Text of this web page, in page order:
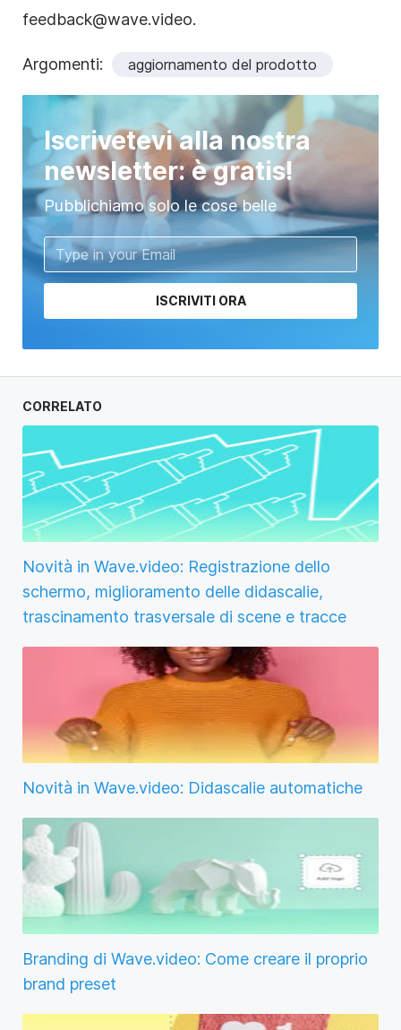
feedback@wave.video.
Argomenti: aggiornamento del prodotto
Iscrivetevi alla nostra
newsletter: è gratis!
Pubblichiamo solo le cose belle
ISCRIVITI ORA
CORRELATO
Novità in Wave.video: Registrazione dello
schermo, miglioramento delle didascalie,
trascinamento trasversale di scene e tracce
Novità in Wave.video: Didascalie automatiche
Branding di Wave.video: Come creare il proprio
brand preset